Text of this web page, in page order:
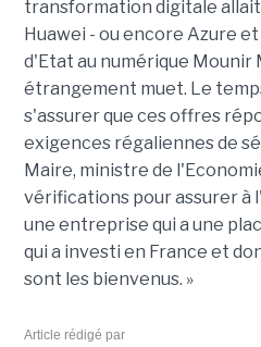
transformation digitale allait
Huawei - ou encore Azure
d'Etat au numérique
étrangement muet. Le
s'assurer que ces offres
exigences régaliennes de
Maire, ministre de
vérifications pour assurer à
une entreprise qui a une
qui a investi en France et
sont les bienvenus. »
Article rédigé par